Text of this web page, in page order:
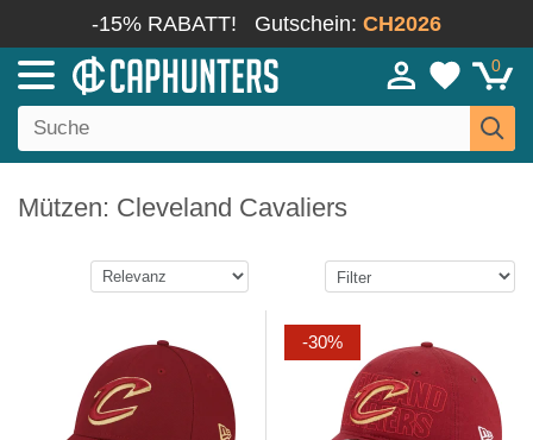
-15% RABATT! Gutschein: CH2026
0
Mützen: Cleveland Cavaliers
-30%